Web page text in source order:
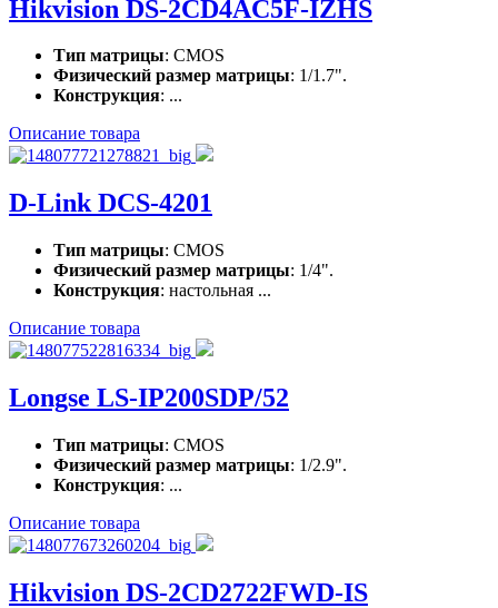
Hikvision DS-2CD4AC5F-IZHS
Тип матрицы: CMOS
Физический размер матрицы: 1/1.7".
Конструкция: ...
Описание товара
D-Link DCS-4201
Тип матрицы: CMOS
Физический размер матрицы: 1/4".
Конструкция: настольная ...
Описание товара
Longse LS-IP200SDP/52
Тип матрицы: CMOS
Физический размер матрицы: 1/2.9".
Конструкция: ...
Описание товара
Hikvision DS-2CD2722FWD-IS